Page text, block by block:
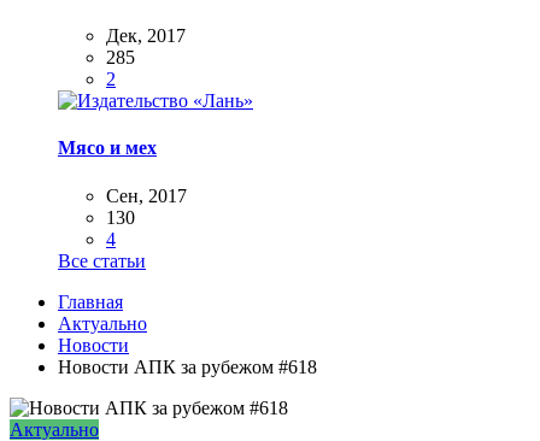
Дек, 2017
285
2
Мясо и мех
Сен, 2017
130
4
Все статьи
Главная
Актуально
Новости
Новости АПК за рубежом #618
Актуально